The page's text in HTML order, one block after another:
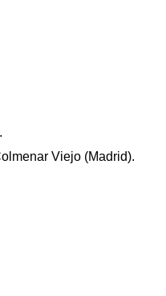
Viejo (Madrid).